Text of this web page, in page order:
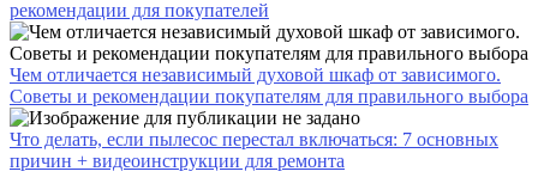
рекомендации для покупателей
Чем отличается независимый духовой шкаф от зависимого.
Советы и рекомендации покупателям для правильного выбора
Что делать, если пылесос перестал включаться: 7 основных
причин + видеоинструкции для ремонта